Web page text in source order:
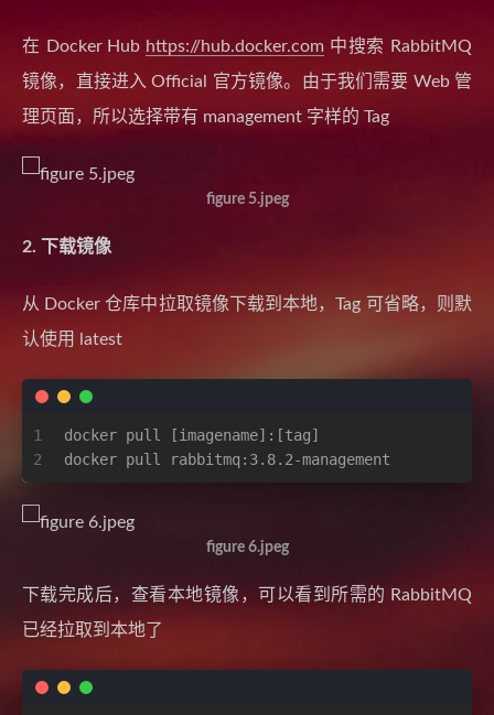
在 Docker Hub https://hub.docker.com 中搜索 RabbitMQ
镜像，直接进入 Official 官方镜像。由于我们需要 Web 管
理页面，所以选择带有 management 字样的 Tag
figure 5.jpeg
2. 下载镜像
从 Docker 仓库中拉取镜像下载到本地，Tag 可省略，则默
认使用 latest
1
2
docker pull [imagename]:[tag]
docker pull rabbitmq:3.8.2-management
figure 6.jpeg
下载完成后，查看本地镜像，可以看到所需的 RabbitMQ
已经拉取到本地了